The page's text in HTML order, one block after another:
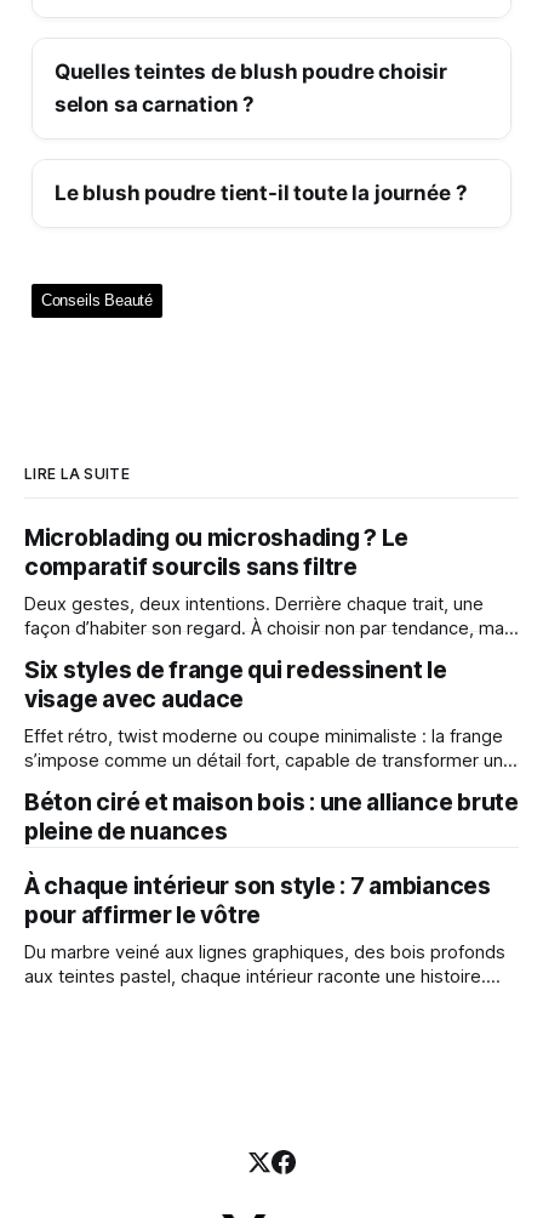
Quelles teintes de blush poudre choisir
selon sa carnation ?
Le blush poudre tient-il toute la journée ?
Conseils Beauté
LIRE LA SUITE
Microblading ou microshading ? Le
comparatif sourcils sans filtre
Deux gestes, deux intentions. Derrière chaque trait, une
façon d’habiter son regard. À choisir non par tendance, mais
intrigue, séduit… et divise parfois. Si microblading et
microshading reposent sur une base commune — l’insertion
d’un pigment sous la peau —, le
Six styles de frange qui redessinent le
visage avec audace
Effet rétro, twist moderne ou coupe minimaliste : la frange
s’impose comme un détail fort, capable de transformer une
coup de ciseaux. Découvrez six styles de franges adaptés
à toutes les natures de cheveux pour transformer votre
Béton ciré et maison bois : une alliance brute
pleine de nuances
À chaque intérieur son style : 7 ambiances
pour affirmer le vôtre
Du marbre veiné aux lignes graphiques, des bois profonds
aux teintes pastel, chaque intérieur raconte une histoire.